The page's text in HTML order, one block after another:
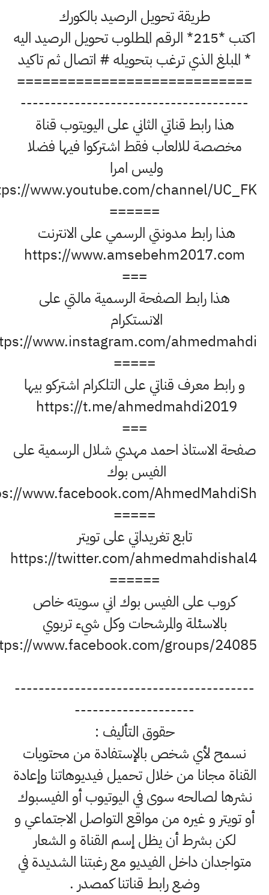
طريقة تحويل الرصيد بالكورك
اكتب *215* الرقم المطلوب تحويل الرصيد اليه
الذي ترغب بتحويله # اتصال ثم تاكيد
رابط قناتي الثاني على اليويتوب قناة
للالعاب فقط اشتركوا فيها فضلا
وليس امرا
https://www.youtube.com/channel/
======
رابط مدونتي الرسمي على الانترنت
https://
هذا رابط الصفحة الرسمية مالتي على
الانستكرام
https://www.instagram.com/
=====
معرف قناتي على التلكرام اشتركو بيها
https://t.me/
الاستاذ احمد مهدي شلال الرسمية على
الفيس بوك
https://www.facebook.com/
=====
تابع تغريداتي على تويتر
https://twitter.com/
======
على الفيس بوك اني سويته خاص
بالاسئلة والمرشحات وكل شيء تربوي
https://www.facebook.com/groups/
--------------------
حقوق التأليف :
لأي شخص بالإستفادة من محتويات
مجانا من خلال تحميل فيديوهاتنا وإعادة
لصالحه سوى في اليوتيوب أو الفيسبوك
و غيره من مواقع التواصل الاجتماعي و
بشرط أن يظل إسم القناة و الشعار
داخل الفيديو مع رغبتنا الشديدة في
وضع رابط قناتنا كمصدر .